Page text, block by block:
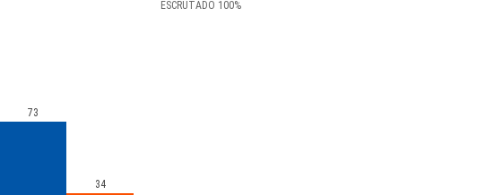
ESCRUTADO 100%
73
34